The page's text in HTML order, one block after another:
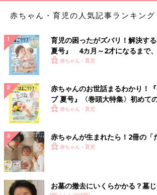
赤ちゃん・育児の人気記事ランキング
育児の困ったがズバリ！解決す
夏号』 4カ月～2才になるまで
いっぱい！
赤ちゃん・育児
赤ちゃんのお世話まるわかり！
ブ 夏号』〈巻頭大特集〉初めて
く！ おっぱい・ミルクの基本と
赤ちゃん・育児
赤ちゃんが生まれたら！2冊の「
赤ちゃん・育児
お墓の撤去にいくらかかる？墓